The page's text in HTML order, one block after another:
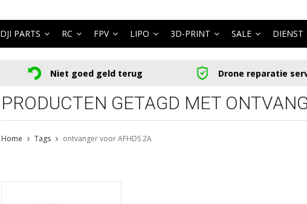
DJI PARTS RC FPV LIPO 3D-PRINT SALE DIENST
Niet goed geld terug Drone reparatie
PRODUCTEN GETAGD MET
Home Tags ontvanger voor AFHDS 2A